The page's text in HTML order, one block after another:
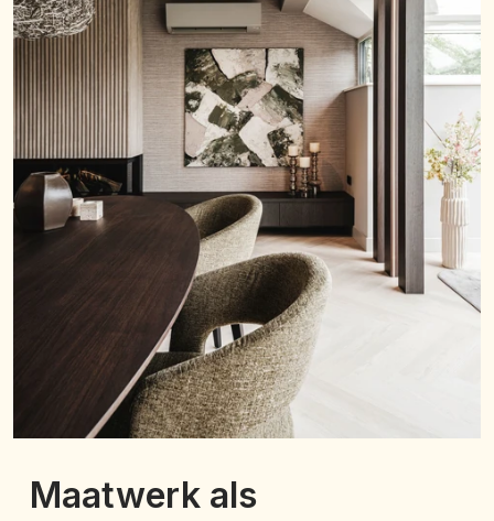
Maatwerk als